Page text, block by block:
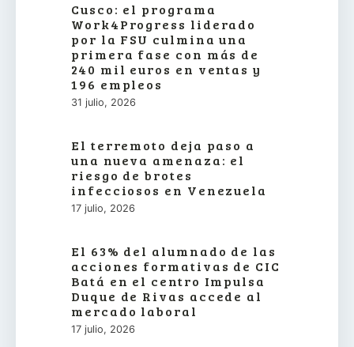
Cusco: el programa
Work4Progress liderado
por la FSU culmina una
primera fase con más de
240 mil euros en ventas y
196 empleos
31 julio, 2026
El terremoto deja paso a
una nueva amenaza: el
riesgo de brotes
infecciosos en Venezuela
17 julio, 2026
El 63% del alumnado de las
acciones formativas de CIC
Batá en el centro Impulsa
Duque de Rivas accede al
mercado laboral
17 julio, 2026